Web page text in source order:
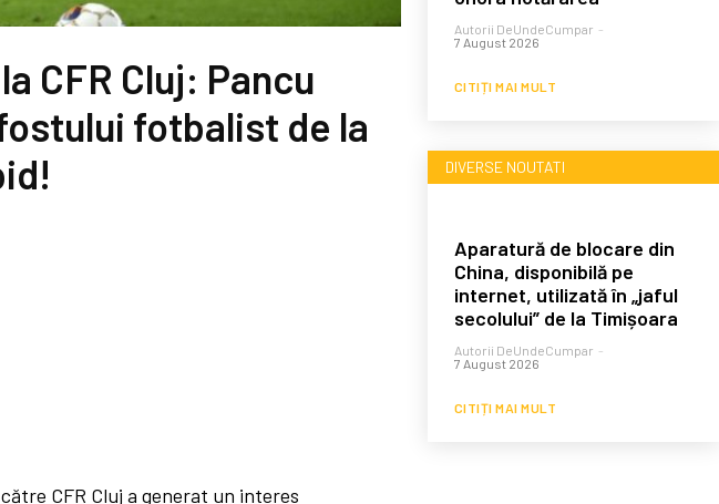
CFR Cluj: Pancu
fotbalist de la
CFR Cluj a generat un interes
Autorii DeUndeCumpar -
7 August 2026
CITIȚI MAI MULT
DIVERSE NOUTATI
Aparatură de blocare din
China, disponibilă pe
internet, utilizată în „jaful
secolului” de la Timișoara
Autorii DeUndeCumpar -
7 August 2026
CITIȚI MAI MULT